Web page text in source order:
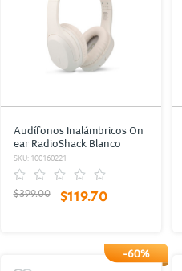
Audífonos Inalámbricos On
ear RadioShack Blanco
SKU: 100160221
$399.00 $119.70
-60%